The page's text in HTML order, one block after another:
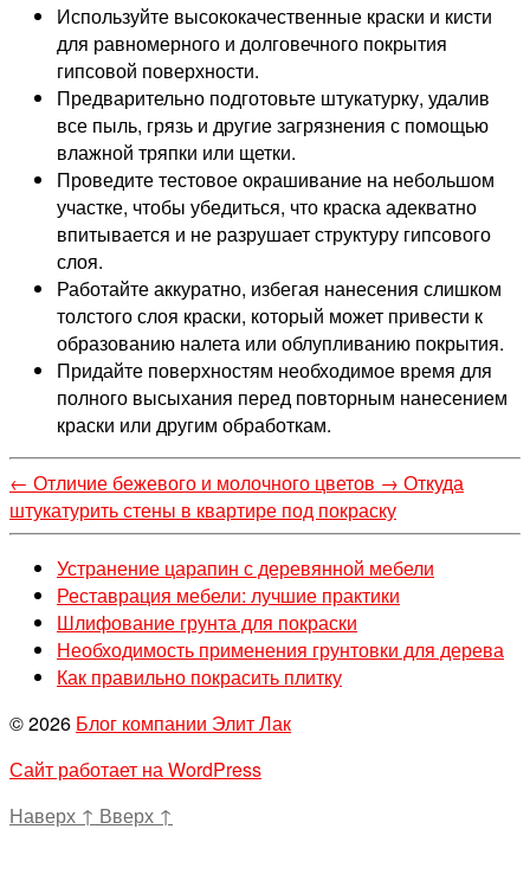
Используйте высококачественные краски и кисти
для равномерного и долговечного покрытия
гипсовой поверхности.
Предварительно подготовьте штукатурку, удалив
все пыль, грязь и другие загрязнения с помощью
влажной тряпки или щетки.
Проведите тестовое окрашивание на небольшом
участке, чтобы убедиться, что краска адекватно
впитывается и не разрушает структуру гипсового
слоя.
Работайте аккуратно, избегая нанесения слишком
толстого слоя краски, который может привести к
образованию налета или облупливанию покрытия.
Придайте поверхностям необходимое время для
полного высыхания перед повторным нанесением
краски или другим обработкам.
← Отличие бежевого и молочного цветов → Откуда
штукатурить стены в квартире под покраску
Устранение царапин с деревянной мебели
Реставрация мебели: лучшие практики
Шлифование грунта для покраски
Необходимость применения грунтовки для дерева
Как правильно покрасить плитку
© 2026 Блог компании Элит Лак
Сайт работает на WordPress
Наверх ↑ Вверх ↑